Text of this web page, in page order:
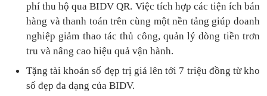
phí thu hộ qua BIDV QR. Việc tích hợp các tiện ích bán
hàng và thanh toántrên cùng một nền tảng giúp doanh
nghiệp giảm thao tác thủ công, quản lý dòng tiền trơn
tru và nâng cao hiệu quả vận hành.
Tặngtài khoản số đẹp trị giá lên tới 7 triệu đồng từ kho
số đẹp đa dạng của BIDV.